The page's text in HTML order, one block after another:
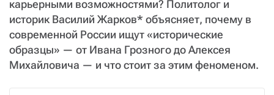
карьерными возможностями? Политолог и
историк Василий Жарков* объясняет, почему в
современной России ищут «исторические
образцы» — от Ивана Грозного до Алексея
Михайловича — и что стоит за этим феноменом.